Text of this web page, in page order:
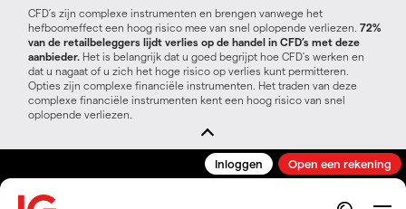
CFD’s zijn complexe instrumenten en brengen vanwege het
hefboomeffect een hoog risico mee van snel oplopende verliezen. 72%
van de retailbeleggers lijdt verlies op de handel in CFD’s met deze
aanbieder. Het is belangrijk dat u goed begrijpt hoe CFD's werken en
dat u nagaat of u zich het hoge risico op verlies kunt permitteren.
Opties zijn complexe financiële instrumenten. Het traden van deze
complexe financiële instrumenten kent een hoog risico van snel
oplopende verliezen.
Inloggen Open een rekening